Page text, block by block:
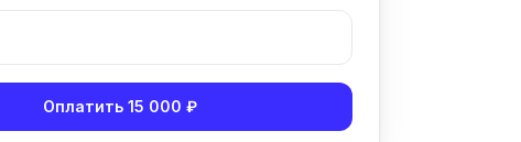
Оплатить 15 000 ₽